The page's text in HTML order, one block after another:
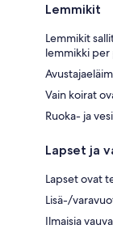
Lemmikit
Lemmikit
lemmikki per
Vain koirat
Ruoka- ja
Lapset ja
Lapset ovat
Lisä-/
Ilmaisia